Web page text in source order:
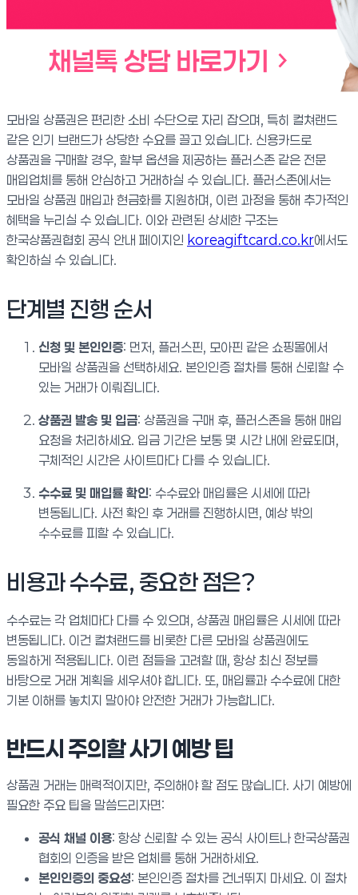
모바일 상품권은 편리한 소비 수단으로 자리 잡으며, 특히 컬쳐랜드
같은 인기 브랜드가 상당한 수요를 끌고 있습니다. 신용카드로
상품권을 구매할 경우, 할부 옵션을 제공하는 플러스존 같은 전문
매입업체를 통해 안심하고 거래하실 수 있습니다. 플러스존에서는
모바일 상품권 매입과 현금화를 지원하며, 이런 과정을 통해 추가적인
혜택을 누리실 수 있습니다. 이와 관련된 상세한 구조는
한국상품권협회 공식 안내 페이지인 koreagiftcard.co.kr에서도
확인하실 수 있습니다.
단계별 진행 순서
신청 및 본인인증: 먼저, 플러스핀, 모아핀 같은 쇼핑몰에서
모바일 상품권을 선택하세요. 본인인증 절차를 통해 신뢰할 수
있는 거래가 이뤄집니다.
상품권 발송 및 입금: 상품권을 구매 후, 플러스존을 통해 매입
요청을 처리하세요. 입금 기간은 보통 몇 시간 내에 완료되며,
구체적인 시간은 사이트마다 다를 수 있습니다.
수수료 및 매입률 확인: 수수료와 매입률은 시세에 따라
변동됩니다. 사전 확인 후 거래를 진행하시면, 예상 밖의
수수료를 피할 수 있습니다.
비용과 수수료, 중요한 점은?
수수료는 각 업체마다 다를 수 있으며, 상품권 매입률은 시세에 따라
변동됩니다. 이건 컬쳐랜드를 비롯한 다른 모바일 상품권에도
동일하게 적용됩니다. 이런 점들을 고려할 때, 항상 최신 정보를
바탕으로 거래 계획을 세우셔야 합니다. 또, 매입률과 수수료에 대한
기본 이해를 놓치지 말아야 안전한 거래가 가능합니다.
반드시 주의할 사기 예방 팁
상품권 거래는 매력적이지만, 주의해야 할 점도 많습니다. 사기 예방에
필요한 주요 팁을 말씀드리자면:
공식 채널 이용: 항상 신뢰할 수 있는 공식 사이트나 한국상품권
협회의 인증을 받은 업체를 통해 거래하세요.
본인인증의 중요성: 본인인증 절차를 건너뛰지 마세요. 이 절차